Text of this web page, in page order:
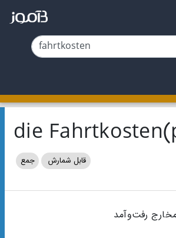
die
قابل شمارش جمع
رفت‌وآمد